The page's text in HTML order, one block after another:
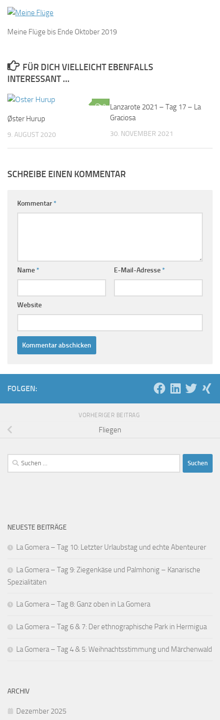
Meine Flüge bis Ende Oktober 2019
FÜR DICH VIELLEICHT EBENFALLS
INTERESSANT …
0
Øster Hurup
9. AUGUST 2020
Lanzarote 2021 – Tag 17 – La
Graciosa
30. NOVEMBER 2021
SCHREIBE EINEN KOMMENTAR
Kommentar*
Name* E-Mail-Adresse*
Website
FOLGEN:
VORHERIGER BEITRAG
Fliegen
Suchen
nach:
NEUESTE BEITRÄGE
La Gomera – Tag 10: Letzter Urlaubstag und echte Abenteurer
La Gomera – Tag 9: Ziegenkäse und Palmhonig – Kanarische
Spezialitäten
La Gomera – Tag 8: Ganz oben in La Gomera
La Gomera – Tag 6 & 7: Der ethnographische Park in Hermigua
La Gomera – Tag 4 & 5: Weihnachtsstimmung und Märchenwald
ARCHIV
Dezember 2025